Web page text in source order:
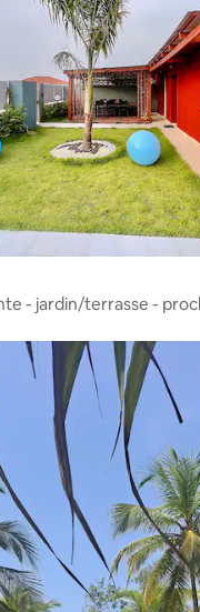
- jardin/terrasse -